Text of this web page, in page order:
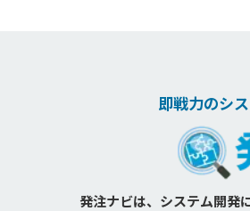
即戦力のシ
発注ナビは、システム開発